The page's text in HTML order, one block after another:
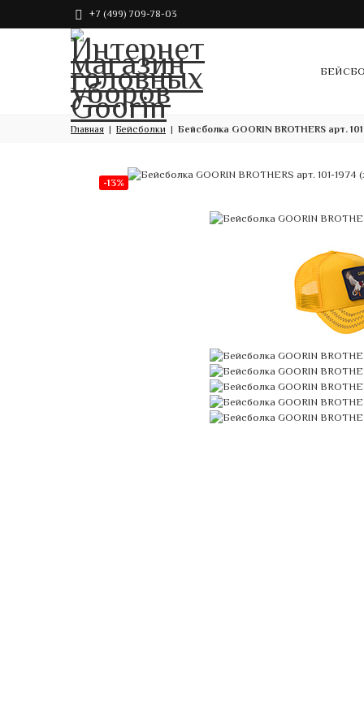
+7 (499) 709-78-03
Главная Бейсболки Бейсболка GOORIN BROTHERS арт.
-13%